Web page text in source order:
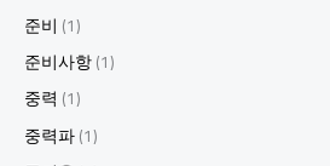
하
기
9.
강
남
하
준비 (1)
준비사항(1)
중력 (1)
중력파(1)